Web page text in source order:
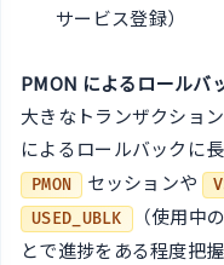
サービス登録）
PMON によるロールバ
大きなトランザクショ
によるロールバックに
PMON セッションや
USED_UBLK
（使用中
とで進捗をある程度把握